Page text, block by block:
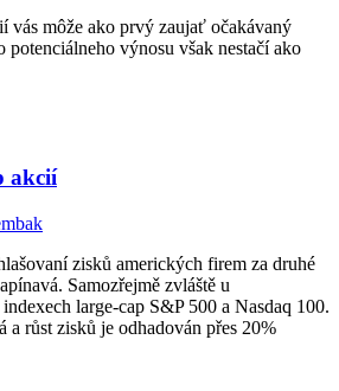
vás môže ako prvý zaujať očakávaný
potenciálneho výnosu však nestačí ako
akcií
zisků amerických firem za druhé
Samozřejmě zvláště u
large-cap S&P 500 a Nasdaq 100.
a růst zisků je odhadován přes 20%